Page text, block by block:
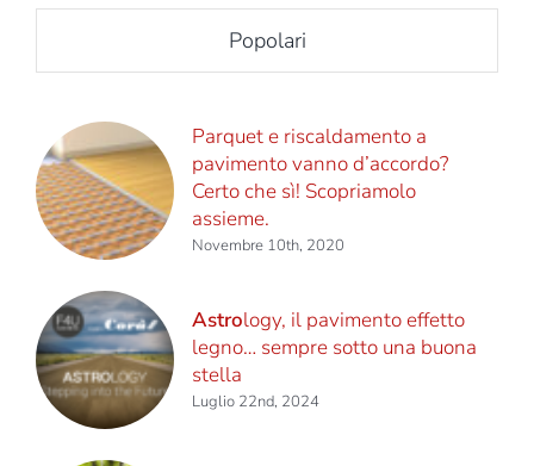
Popolari
Parquet e riscaldamento a
pavimento vanno d’accordo?
Certo che sì! Scopriamolo
assieme.
Novembre 10th, 2020
Astrology, il pavimento effetto
legno… sempre sotto una buona
stella
Luglio 22nd, 2024